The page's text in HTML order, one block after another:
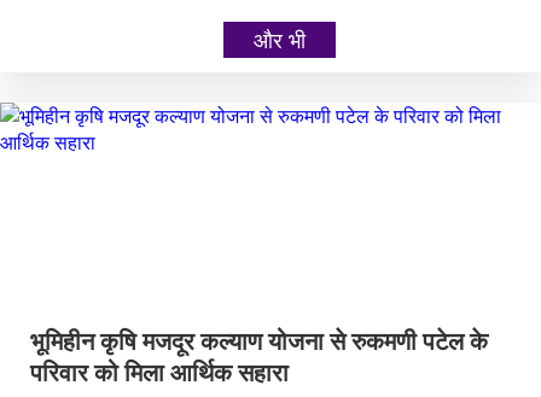
और भी
भूमिहीन कृषि मजदूर कल्याण योजना से रुकमणी पटेल के
परिवार को मिला आर्थिक सहारा